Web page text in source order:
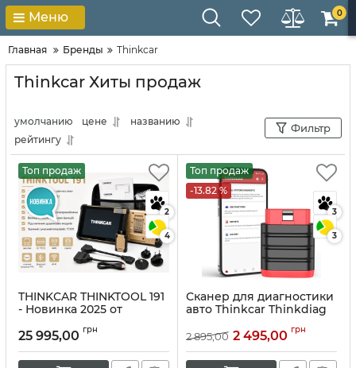
Меню 0
Главная Бренды Thinkcar
Thinkcar Хиты продаж
умолчанию цене
названию
рейтингу
Фильтр
Топ продаж
2
4
THINKCAR THINKTOOL 191
- Новинка 2025 от
обновления и два года
Артикул:10294
25 995,00 грн
Топ продаж
-13.82 %
3
3
Сканер для диагностики
авто Thinkcar Thinkdiag
Артикул: 10137
2 895,00 2 495,00 грн